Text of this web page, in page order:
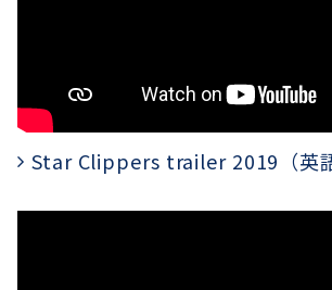
Star Clippers trailer 2019（英語